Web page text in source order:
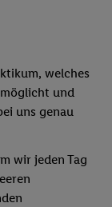
welches
und
uns genau
wir jeden Tag